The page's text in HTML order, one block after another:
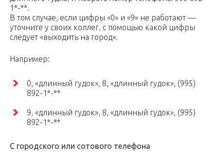
1*-**.
В том случае, если цифры «0» и «9» не работают —
уточните у своих коллег, с помощью какой цифры
следует «выходить на город».
Например:
0, «длинный гудок», 8, «длинный гудок», (995)
892-1*-**
9, «длинный гудок», 8, «длинный гудок», (995)
892-1*-**
С городского или сотового телефона